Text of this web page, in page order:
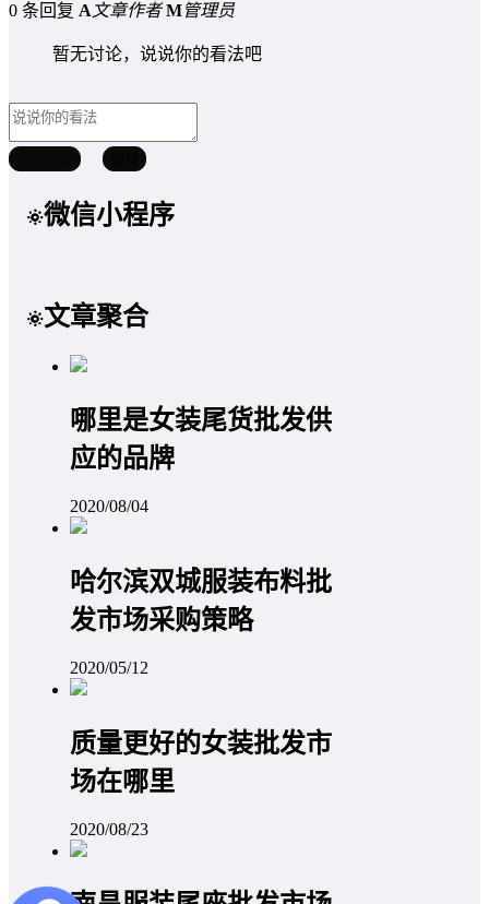
0 条回复 A文章作者 M管理员
暂无讨论，说说你的看法吧
微信小程序
文章聚合
哪里是女装尾货批发供
应的品牌
2020/08/04
哈尔滨双城服装布料批
发市场采购策略
2020/05/12
质量更好的女装批发市
场在哪里
2020/08/23